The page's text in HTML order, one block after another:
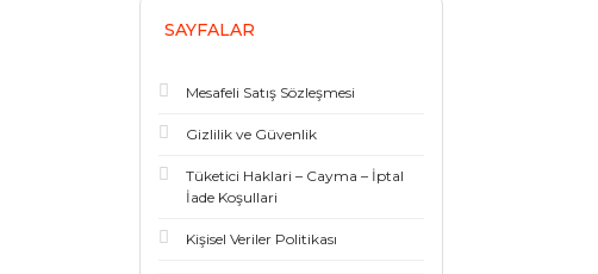
SAYFALAR
Mesafeli Satış Sözleşmesi
Gizlilik ve Güvenlik
Tüketici Haklari – Cayma – İptal
İade Koşullari
Kişisel Veriler Politikası